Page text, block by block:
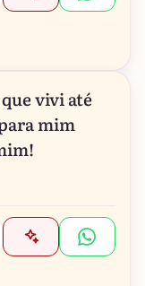
vivi até
mim